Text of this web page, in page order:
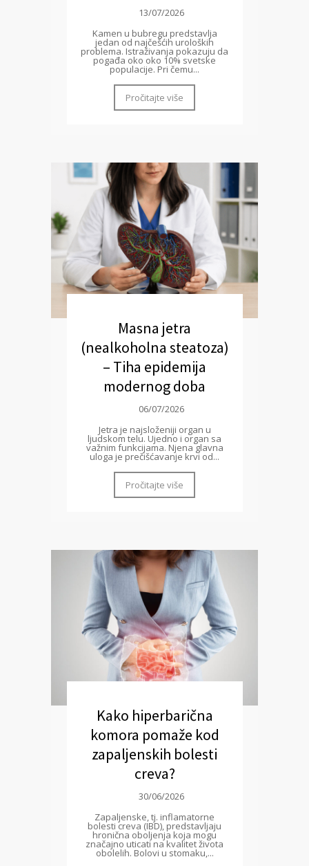
13/07/2026
Kamen u bubregu predstavlja
jedan od najčešćih uroloških
problema. Istraživanja pokazuju da
pogađa oko oko 10% svetske
populacije. Pri čemu...
Pročitajte više
Masna jetra
(nealkoholna steatoza)
– Tiha epidemija
modernog doba
06/07/2026
Jetra je najsloženiji organ u
ljudskom telu. Ujedno i organ sa
važnim funkcijama. Njena glavna
uloga je prečišćavanje krvi od...
Pročitajte više
Kako hiperbarična
komora pomaže kod
zapaljenskih bolesti
creva?
30/06/2026
Zapaljenske, tj. inflamatorne
bolesti creva (IBD), predstavljaju
hronična oboljenja koja mogu
značajno uticati na kvalitet života
obolelih. Bolovi u stomaku,...